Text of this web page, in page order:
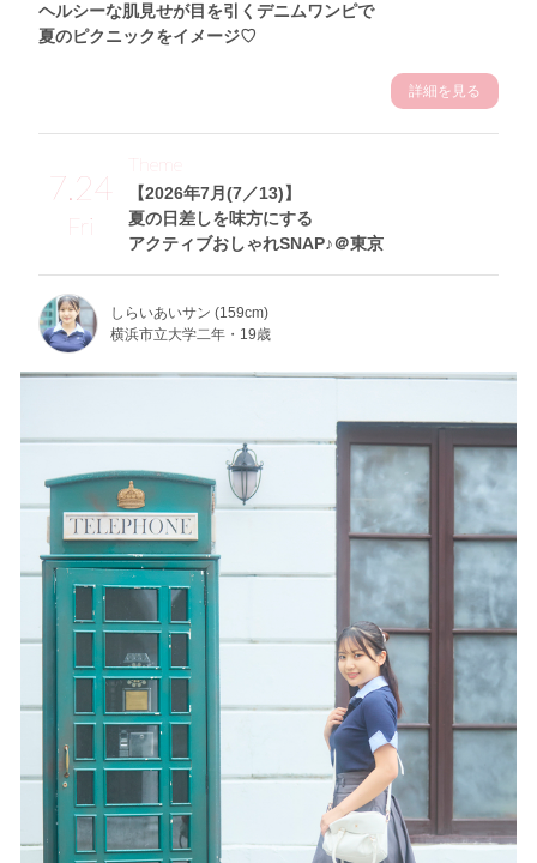
ヘルシーな肌見せが目を引くデニムワンピで
夏のピクニックをイメージ♡
詳細を見る
7.24
Fri
【2026年7月(7／13)】
夏の日差しを味方にする
アクティブおしゃれSNAP♪＠東京
Theme
しらいあいサン (159cm)
横浜市立大学二年・19歳